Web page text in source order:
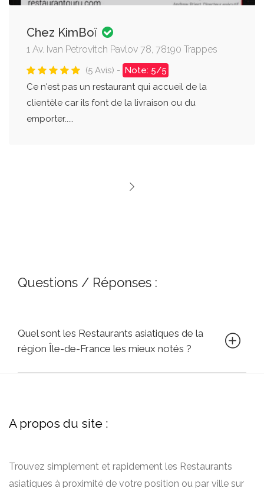
Chez KimBoï
1 Av. Ivan Petrovitch Pavlov 78, 78190 Trappes
(5 Avis) - Note: 5/5
Ce n'est pas un restaurant qui accueil de la
clientèle car ils font de la livraison ou du
emporter.....
Questions / Réponses :
Quel sont les Restaurants asiatiques de la
région Île-de-France les mieux notés ?
A propos du site :
Trouvez simplement et rapidement les Restaurants
asiatiques à proximité de votre position ou par ville sur